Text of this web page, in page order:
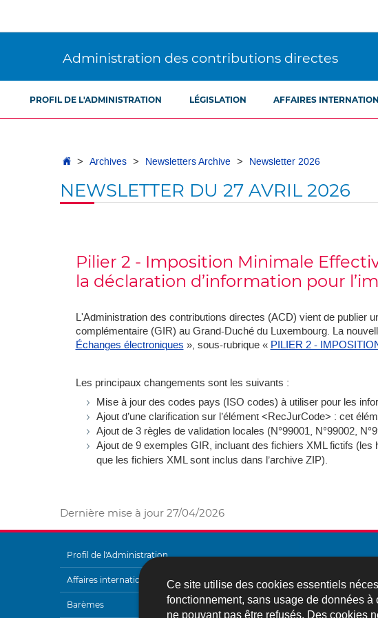
Ce site utilise des cookies essentiels
fonctionnement, sans usage de données à
ne pouvant pas être refusés. Des cookies
Administration des contributions directes
PROFIL DE L'ADMINISTRATION LÉGISLATION AFFAIRES
AccueilArchives Newsletters Archive Newsletter 2026
NEWSLETTER DU 27 AVRIL 2026
Pilier 2 - Imposition Minimale
la déclaration d’information pour
L'Administration des contributions directes (ACD) vient de publier
complémentaire (GIR) au Grand-Duché du Luxembourg. La
Échanges électroniques », sous-rubrique « PILIER 2 -
Les principaux changements sont les suivants :
Mise à jour des codes pays (ISO codes) à utiliser pour les
Ajout d’une clarification sur l’élément <RecJurCode> : cet
Ajout de 3 règles de validation locales (N°99001, N°99002,
Ajout de 9 exemples GIR, incluant des fichiers XML fictifs
que les fichiers XML sont inclus dans l’archive ZIP).
Dernière mise à jour 27/04/2026
Profil de l'Administration
Affaires internationales
Barèmes